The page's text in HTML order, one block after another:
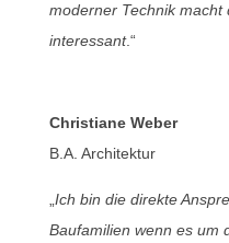
moderner Technik
interessant.“
Christiane Weber
B.A. Architektur
Ich bin die direkte
Baufamilien wenn es um